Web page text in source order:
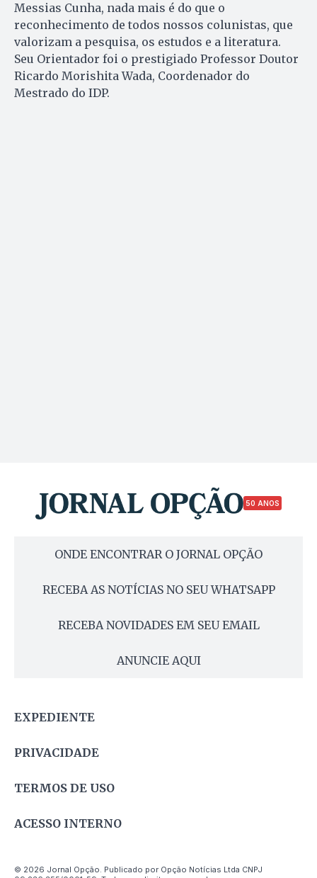
Messias Cunha, nada mais é do que o
reconhecimento de todos nossos colunistas, que
valorizam a pesquisa, os estudos e a literatura.
Seu Orientador foi o prestigiado Professor Doutor
Ricardo Morishita Wada, Coordenador do
Mestrado do IDP.
50 ANOS
ONDE ENCONTRAR O JORNAL OPÇÃO
RECEBA AS NOTÍCIAS NO SEU WHATSAPP
RECEBA NOVIDADES EM SEU EMAIL
ANUNCIE AQUI
EXPEDIENTE
PRIVACIDADE
TERMOS DE USO
ACESSO INTERNO
© 2026 Jornal Opção. Publicado por Opção Notícias Ltda CNPJ